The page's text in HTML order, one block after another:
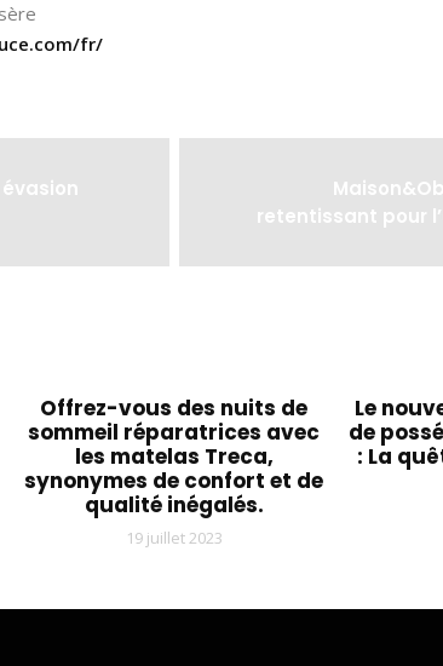
fr/
retentissant pour
Offrez-vous des nuits de
sommeil réparatrices avec
les matelas Treca,
synonymes de confort et de
qualité inégalés.
19 juillet 2023
Le
de
: La